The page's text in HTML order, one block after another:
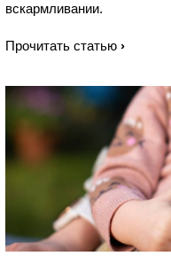
вскармливании​.
Прочитать статью